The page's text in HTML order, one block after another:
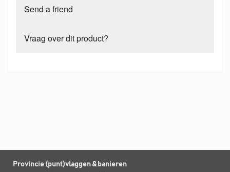
Send a friend
Vraag over dit product?
Provincie (punt)vlaggen & banieren